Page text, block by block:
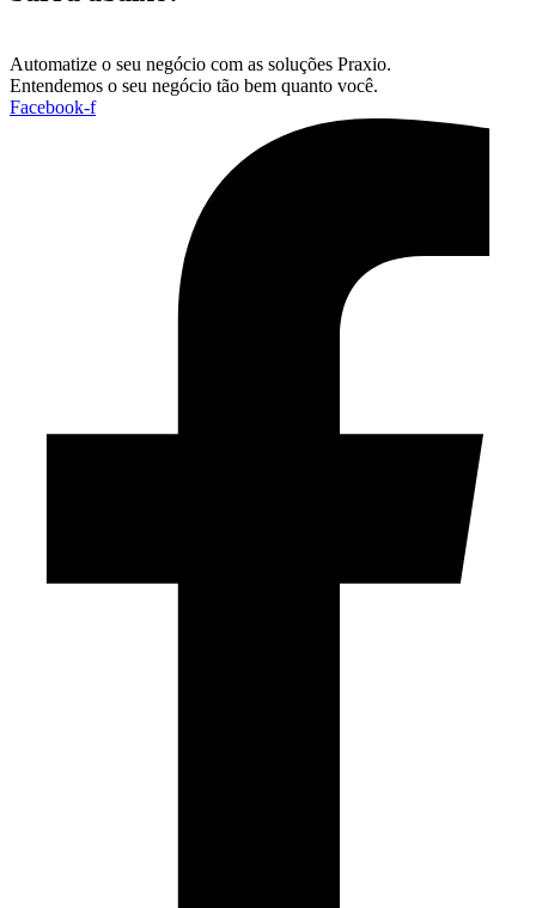
Automatize o seu negócio com as soluções Praxio.
Entendemos o seu negócio tão bem quanto você.
Facebook-f